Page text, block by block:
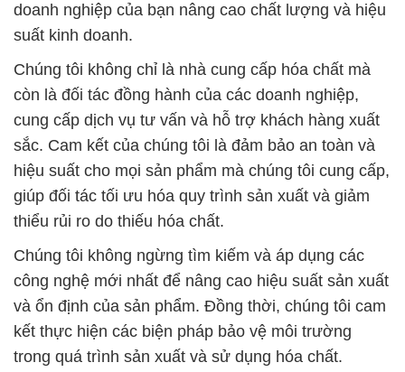
doanh nghiệp của bạn nâng cao chất lượng và hiệu
suất kinh doanh.
Chúng tôi không chỉ là nhà cung cấp hóa chất mà
còn là đối tác đồng hành của các doanh nghiệp,
cung cấp dịch vụ tư vấn và hỗ trợ khách hàng xuất
sắc. Cam kết của chúng tôi là đảm bảo an toàn và
hiệu suất cho mọi sản phẩm mà chúng tôi cung cấp,
giúp đối tác tối ưu hóa quy trình sản xuất và giảm
thiểu rủi ro do thiếu hóa chất.
Chúng tôi không ngừng tìm kiếm và áp dụng các
công nghệ mới nhất để nâng cao hiệu suất sản xuất
và ổn định của sản phẩm. Đồng thời, chúng tôi cam
kết thực hiện các biện pháp bảo vệ môi trường
trong quá trình sản xuất và sử dụng hóa chất.